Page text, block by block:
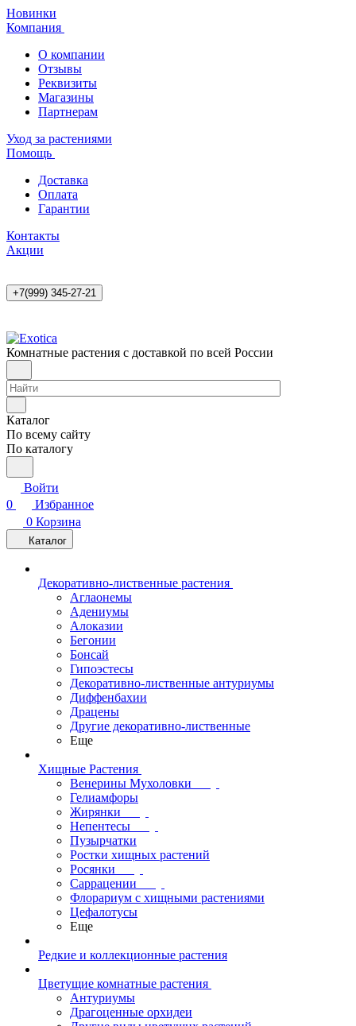
Новинки
Компания
О компании
Отзывы
Реквизиты
Магазины
Партнерам
Уход за растениями
Помощь
Доставка
Оплата
Гарантии
Контакты
Акции
+7(999) 345-27-21
Комнатные растения с доставкой по всей России
Каталог
По всему сайту
По каталогу
Войти
0
Избранное
0 Корзина
Каталог
Декоративно-лиственные растения
Аглаонемы
Адениумы
Алоказии
Бегонии
Бонсай
Гипоэстесы
Декоративно-лиственные антуриумы
Диффенбахии
Драцены
Другие декоративно-лиственные
Еще
Хищные Растения
Венерины Мухоловки
Гелиамфоры
Жирянки
Непентесы
Пузырчатки
Ростки хищных растений
Росянки
Саррацении
Флорариум с хищными растениями
Цефалотусы
Еще
Редкие и коллекционные растения
Цветущие комнатные растения
Антуриумы
Драгоценные орхидеи